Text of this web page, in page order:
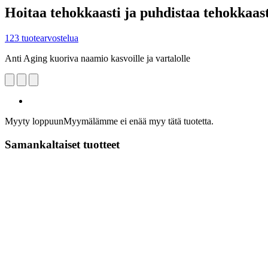
Hoitaa tehokkaasti ja puhdistaa
123 tuotearvostelua
Anti Aging kuoriva naamio kasvoille ja vartalolle
Myyty loppuunMyymälämme ei enää myy tätä tuotetta.
Samankaltaiset tuotteet